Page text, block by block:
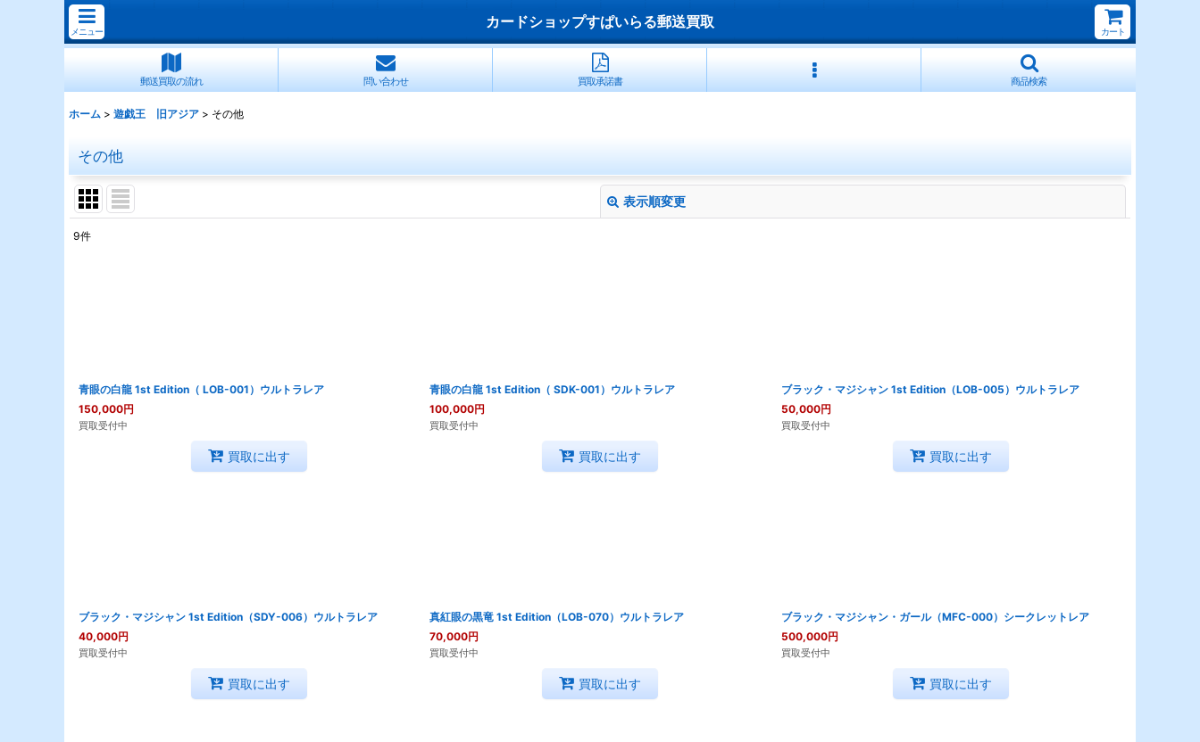
メニュー
カードショップすぱいらる郵送買取
カート
郵送買取の流れ 問い合わせ 買取承諾書 商品検索
ホーム > 遊戯王 旧アジア > その他
その他
表示順変更
9件
青眼の白龍 1st Edition（ LOB-001）ウルトラレア
150,000円
買取受付中
買取に出す
青眼の白龍 1st Edition（ SDK-001）ウルトラレア
100,000円
買取受付中
買取に出す
ブラック・マジシャン 1st Edition（LOB-005）ウルトラレア
50,000円
買取受付中
買取に出す
ブラック・マジシャン 1st Edition（SDY-006）ウルトラレア
40,000円
買取受付中
買取に出す
真紅眼の黒竜 1st Edition（LOB-070）ウルトラレア
70,000円
買取受付中
買取に出す
ブラック・マジシャン・ガール（MFC-000）シークレットレア
500,000円
買取受付中
買取に出す